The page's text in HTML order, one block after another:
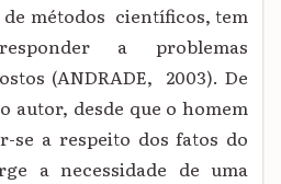
de métodos científicos, tem
a problemas
(ANDRADE, 2003). De
autor, desde que o homem
se a respeito dos fatos do
a necessidade de uma